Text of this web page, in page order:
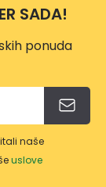
SADA!
ponuda
naše
uslove